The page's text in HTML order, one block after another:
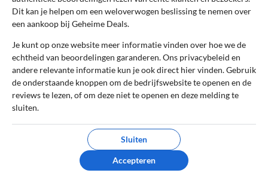
Naam*
E-mail*
Bestelnummer
Dit kan je helpen om een weloverwogen beslissing te nemen over
een aankoop bij Geheime Deals.
Je kunt op onze website meer informatie vinden over hoe we de
echtheid van beoordelingen garanderen. Ons privacybeleid en
andere relevante informatie kun je ook direct hier vinden. Gebruik
de onderstaande knoppen om de bedrijfswebsite te openen en de
reviews te lezen, of om deze niet te openen en deze melding te
sluiten.
Sluiten
Accepteren